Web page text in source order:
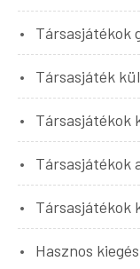
Társasjátékok
Társasjáték
Társasjátékok
Társasjátékok
Társasjátékok
Hasznos